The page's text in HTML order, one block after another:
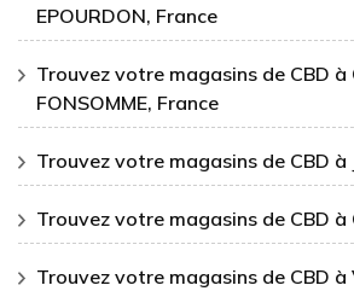
EPOURDON, France
Trouvez votre magasins de CBD à
FONSOMME, France
Trouvez votre magasins de CBD à
Trouvez votre magasins de CBD à
Trouvez votre magasins de CBD à